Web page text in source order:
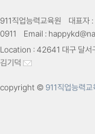
911직업능력교육원 대표자 :
0911
Email :
Location :42641 대구 달서
김기덕
copyright © 911직업능력교